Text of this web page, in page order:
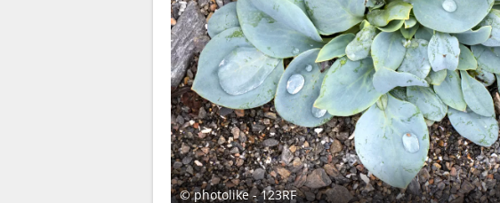
© photolike - 123RF